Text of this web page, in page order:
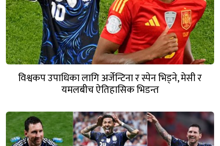
विश्वकप उपाधिका लागि अर्जेन्टिना र स्पेन भिड्ने, मेसी र
यमलबीच ऐतिहासिक भिडन्त